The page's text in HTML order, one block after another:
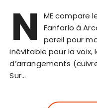
N
ME compare
Fanfarlo à
pareil pour
inévitable pour la
d’arrangements
Sur…